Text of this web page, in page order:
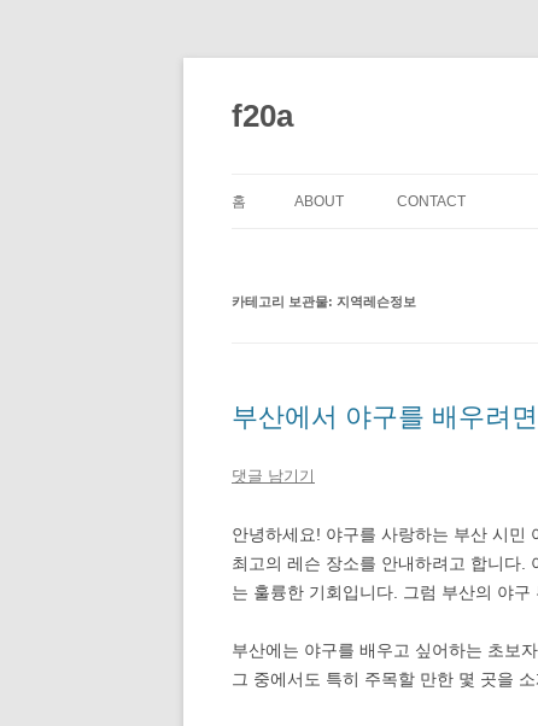
로
건
f20a
홈 ABOUT CONTACT
카테고리 보관물: 지역레슨정보
부산에서 야구를 배우려
댓글 남기기
안녕하세요! 야구를 사랑하는 부산 시민
최고의 레슨 장소를 안내하려고 합니다.
는 훌륭한 기회입니다. 그럼 부산의 야
부산에는 야구를 배우고 싶어하는 초보
그 중에서도 특히 주목할 만한 몇 곳을 소